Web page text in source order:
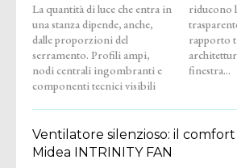
La quantità di luce che entra in
una stanza dipende, anche,
dalle proporzioni del
serramento. Profili ampi,
nodi centrali ingombranti e
componenti tecnici visibili
riducono la superficie
trasparente e appesantiscono il
rapporto tra finestra e
architettura. La nuova
finestra...
Ventilatore silenzioso: il comfort
Midea INTRINITY FAN